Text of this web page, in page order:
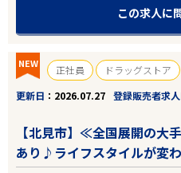
この求人に
NEW 正社員
ドラッグストア
更新日
2026.07.27 登録販売者求
【北見市】≪全国展開の大
あり♪ライフスタイルが変